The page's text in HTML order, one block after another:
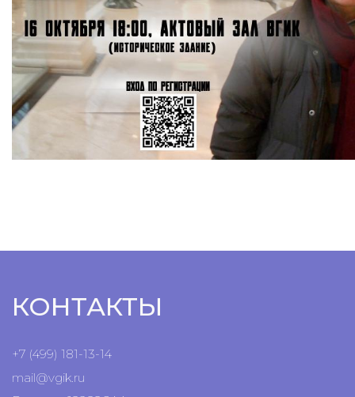
КОНТАКТЫ
+7 (499) 181-13-14
mail@vgik.ru